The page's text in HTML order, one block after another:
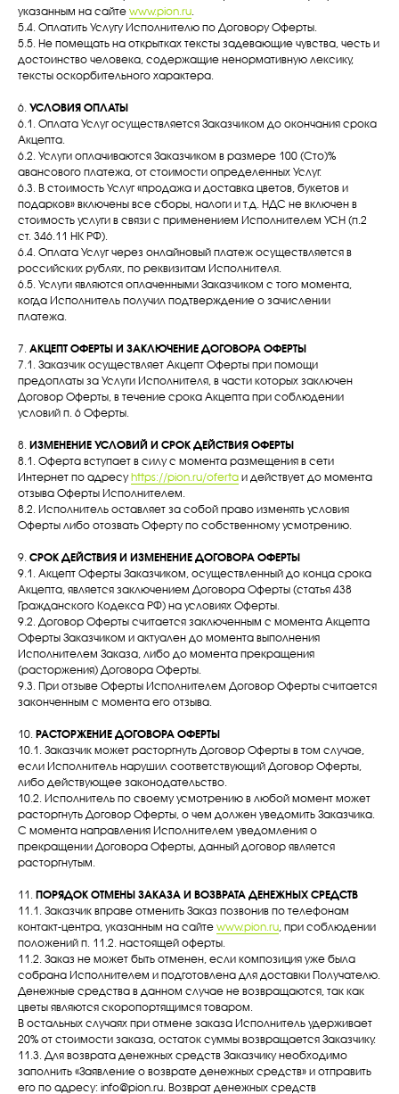
указанным на сайте www.pion.ru.
5.4. Оплатить Услугу Исполнителю по Договору Оферты.
5.5. Не помещать на открытках тексты задевающие чувства, честь и
достоинство человека, содержащие ненормативную лексику,
тексты оскорбительного характера.
6. УСЛОВИЯ ОПЛАТЫ
6.1. Оплата Услуг осуществляется Заказчиком до окончания срока
Акцепта.
6.2. Услуги оплачиваются Заказчиком в размере 100 (Сто)%
авансового платежа, от стоимости определенных Услуг.
6.3. В стоимость Услуг «продажа и доставка цветов, букетов и
подарков» включены все сборы, налоги и т.д. НДС не включен в
стоимость услуги в связи с применением Исполнителем УСН (п.2
ст. 346.11 НК РФ).
6.4. Оплата Услуг через онлайновый платеж осуществляется в
российских рублях, по реквизитам Исполнителя.
6.5. Услуги являются оплаченными Заказчиком с того момента,
когда Исполнитель получил подтверждение о зачислении
платежа.
7. АКЦЕПТ ОФЕРТЫ И ЗАКЛЮЧЕНИЕ ДОГОВОРА ОФЕРТЫ
7.1. Заказчик осуществляет Акцепт Оферты при помощи
предоплаты за Услуги Исполнителя, в части которых заключен
Договор Оферты, в течение срока Акцепта при соблюдении
условий п. 6 Оферты.
8. ИЗМЕНЕНИЕ УСЛОВИЙ И СРОК ДЕЙСТВИЯ ОФЕРТЫ
8.1. Оферта вступает в силу с момента размещения в сети
Интернет по адресуhttps://pion.ru/oferta и действует до момента
отзыва Оферты Исполнителем.
8.2. Исполнитель оставляет за собой право изменять условия
Оферты либо отозвать Оферту по собственному усмотрению.
9. СРОК ДЕЙСТВИЯ И ИЗМЕНЕНИЕ ДОГОВОРА ОФЕРТЫ
9.1. Акцепт Оферты Заказчиком, осуществленный до конца срока
Акцепта, является заключением Договора Оферты (статья 438
Гражданского Кодекса РФ) на условиях Оферты.
9.2. Договор Оферты считается заключенным с момента Акцепта
Оферты Заказчиком и актуален до момента выполнения
Исполнителем Заказа, либо до момента прекращения
(расторжения) Договора Оферты.
9.3. При отзыве Оферты Исполнителем Договор Оферты считается
законченным с момента его отзыва.
10. РАСТОРЖЕНИЕ ДОГОВОРА ОФЕРТЫ
10.1. Заказчик может расторгнуть Договор Оферты в том случае,
если Исполнитель нарушил соответствующий Договор Оферты,
либо действующее законодательство.
10.2. Исполнитель по своему усмотрению в любой момент может
расторгнуть Договор Оферты, о чем должен уведомить Заказчика.
С момента направления Исполнителем уведомления о
прекращении Договора Оферты, данный договор является
расторгнутым.
11. ПОРЯДОК ОТМЕНЫ ЗАКАЗА И ВОЗВРАТА ДЕНЕЖНЫХ СРЕДСТВ
11.1. Заказчик вправе отменить Заказ позвонив по телефонам
контакт-центра, указанным на сайте www.pion.ru, при соблюдении
положений п. 11.2. настоящей оферты.
11.2. Заказ не может быть отменен, если композиция уже была
собрана Исполнителем и подготовлена для доставки Получателю.
Денежные средства в данном случае не возвращаются, так как
цветы являются скоропортящимся товаром.
В остальных случаях при отмене заказа Исполнитель удерживает
20% от стоимости заказа, остаток суммы возвращается Заказчику.
11.3. Для возврата денежных средств Заказчику необходимо
заполнить «Заявление о возврате денежных средств» и отправить
его по адресу: info@pion.ru. Возврат денежных средств